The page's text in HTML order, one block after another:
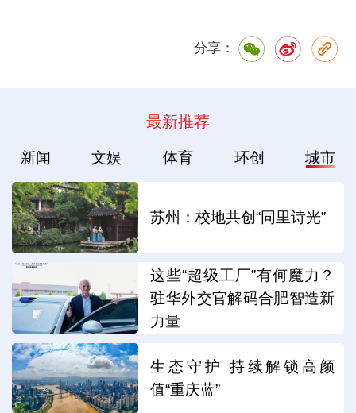
分享：
最新推荐
新闻 文娱 体育 环创 城市
苏州：校地共创“同里诗光”
这些“超级工厂”有何魔力？
驻华外交官解码合肥智造新
力量
生态守护 持续解锁高颜
值“重庆蓝”